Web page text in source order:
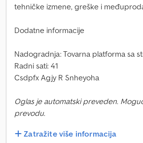
tehničke izmene, greške i
Dodatne informacije
Nadogradnja: Tovarna platforma sa
Radni sati: 41
Csdpfx Agjy R Snheyoha
Oglas je automatski preveden.
prevodu.
Zatražite više informacija